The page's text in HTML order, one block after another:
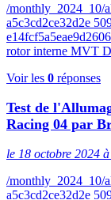
/monthly_2024_10/
a5c3cd2ce32d2e
rotor interne MVT
Voir les 0 réponses
Test de
Racing 04 par
le 18 octobre 2024
/monthly_2024_10/
a5c3cd2ce32d2e